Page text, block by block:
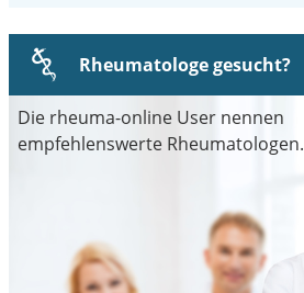
Rheumatologe gesucht?
Die rheuma-online User nennen
empfehlenswerte Rheumatologen.